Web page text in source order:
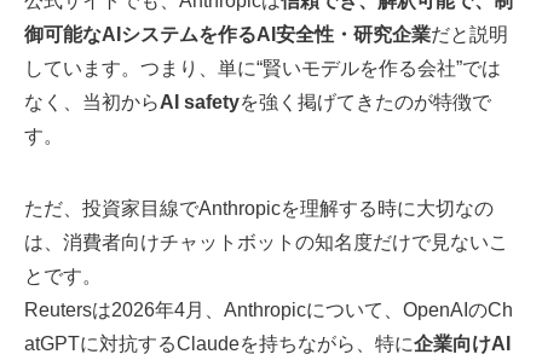
御可能なAIシステムを作るAI安全性・研究企業だと説明
しています。つまり、単に“賢いモデルを作る会社”では
なく、当初からAI safetyを強く掲げてきたのが特徴で
す。
ただ、投資家目線でAnthropicを理解する時に大切なの
は、消費者向けチャットボットの知名度だけで見ないこ
とです。
Reutersは2026年4月、Anthropicについて、OpenAIのCh
atGPTに対抗するClaudeを持ちながら、特に企業向けAI